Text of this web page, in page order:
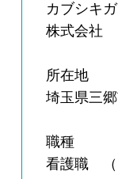
カブシキ
株式会社
所在地
埼玉県三
職種
看護職 （